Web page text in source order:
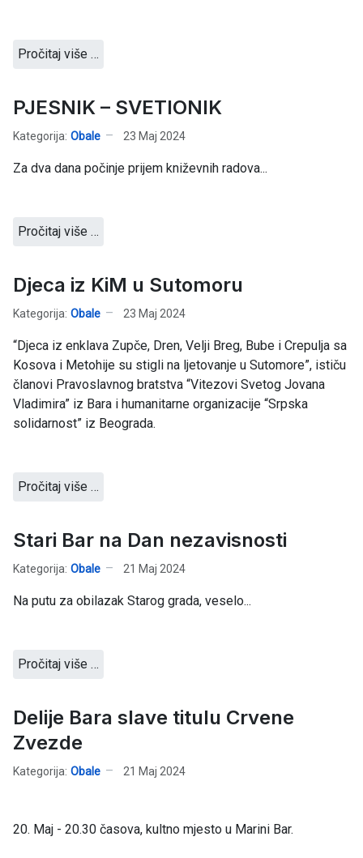
Pročitaj više …
PJESNIK – SVETIONIK
Kategorija: Obale 23 Maj 2024
Za dva dana počinje prijem kniževnih radova...
Pročitaj više …
Djeca iz KiM u Sutomoru
Kategorija: Obale 23 Maj 2024
“Djeca iz enklava Zupče, Dren, Velji Breg, Bube i Crepulja sa
Kosova i Metohije su stigli na ljetovanje u Sutomore”, ističu
članovi Pravoslavnog bratstva “Vitezovi Svetog Jovana
Vladimira” iz Bara i humanitarne organizacije “Srpska
solidarnost” iz Beograda.
Pročitaj više …
Stari Bar na Dan nezavisnosti
Kategorija: Obale 21 Maj 2024
Na putu za obilazak Starog grada, veselo...
Pročitaj više …
Delije Bara slave titulu Crvene
Zvezde
Kategorija: Obale 21 Maj 2024
20. Maj - 20.30 časova, kultno mjesto u Marini Bar.